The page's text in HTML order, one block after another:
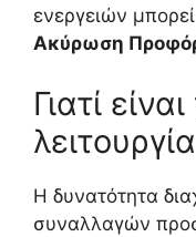
ενεργειών
Ακύρωση
Γιατί
λειτουργία
Η δυνατότητα
συναλλαγών